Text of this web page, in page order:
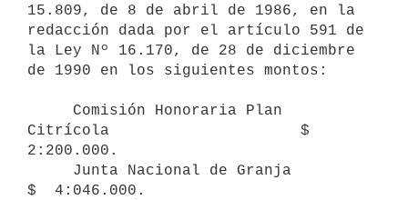
15.809, de 8 de abril de 1986, en la
redacción dada por el artículo 591 de
la Ley Nº 16.170, de 28 de diciembre
de 1990 en los siguientes montos:
Citrícola                     $
2:200.000.
$  4:046.000.